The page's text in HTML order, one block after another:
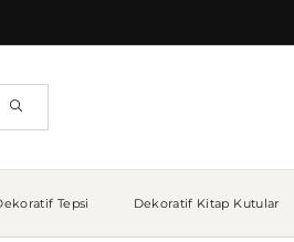
Tepsi Dekoratif Kitap Kutular